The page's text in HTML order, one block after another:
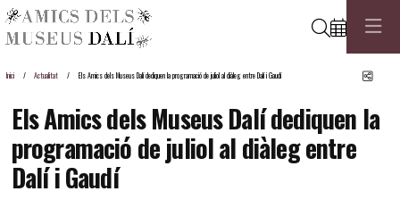
Cerca
Inici Actualitat Els Amics dels Museus Dalí dediquen la programació de juliol al diàleg entre Dalí i Gaudí
Els Amics dels Museus Dalí dediquen la
programació de juliol al diàleg entre
Dalí i Gaudí